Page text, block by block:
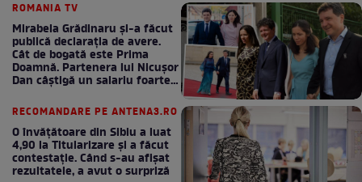
ROMANIA TV
Mirabela Grădinaru și-a făcut
publică declarația de avere.
Cât de bogată este Prima
Doamnă. Partenera lui Nicușor
Dan câștigă un salariu foarte
RECOMANDARE PE ANTENA3.RO
O învățătoare din Sibiu a luat
4,90 la Titularizare și a făcut
contestație. Când s-au afișat
rezultatele, a avut o surpriză